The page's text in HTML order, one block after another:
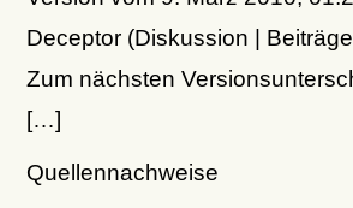
Deceptor (Diskussion |
Zum nächsten
[…]
Quellennachweise